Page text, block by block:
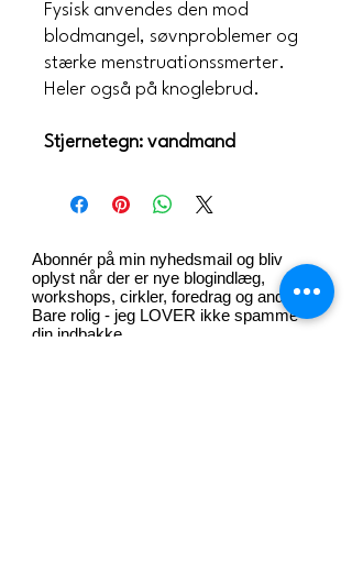
Fysisk anvendes den mod
blodmangel, søvnproblemer og
stærke menstruationssmerter.
Heler også på knoglebrud.
Stjernetegn: vandmand
Abonnér på min nyhedsmail og bliv
oplyst når der er nye blogindlæg,
workshops, cirkler, foredrag og andet.
Bare rolig - jeg LOVER ikke spamme
din indbakke